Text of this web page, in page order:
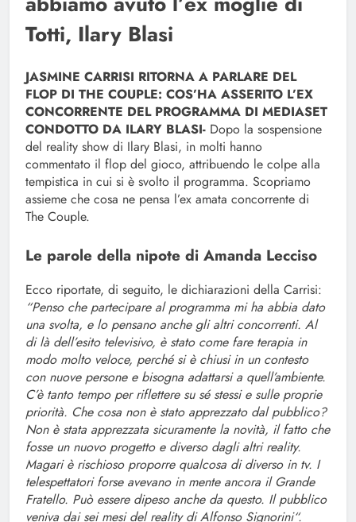
Totti, Ilary Blasi
JASMINE CARRISI RITORNA A PARLARE DEL
FLOP DI THE COUPLE: COS’HA ASSERITO L’EX
CONCORRENTE DEL PROGRAMMA DI MEDIASET
CONDOTTO DA ILARY BLASI- Dopo la sospensione
del reality show di Ilary Blasi, in molti hanno
commentato il flop del gioco, attribuendo le colpe alla
tempistica in cui si è svolto il programma. Scopriamo
assieme che cosa ne pensa l’ex amata concorrente di
The Couple.
Le parole della nipote di Amanda Lecciso
Ecco riportate, di seguito, le dichiarazioni della Carrisi:
“Penso che partecipare al programma mi ha abbia dato
una svolta, e lo pensano anche gli altri concorrenti. Al
di là dell’esito televisivo, è stato come fare terapia in
modo molto veloce, perché si è chiusi in un contesto
con nuove persone e bisogna adattarsi a quell’ambiente.
C’è tanto tempo per riflettere su sé stessi e sulle proprie
priorità. Che cosa non è stato apprezzato dal pubblico?
Non è stata apprezzata sicuramente la novità, il fatto che
fosse un nuovo progetto e diverso dagli altri reality.
Magari è rischioso proporre qualcosa di diverso in tv. I
telespettatori forse avevano in mente ancora il Grande
Fratello. Può essere dipeso anche da questo. Il pubblico
veniva dai sei mesi del reality di Alfonso Signorini“.